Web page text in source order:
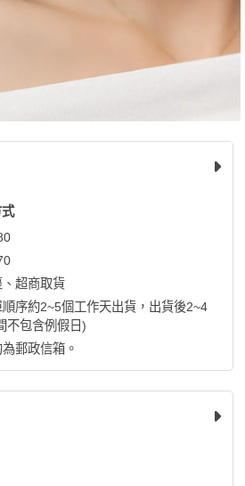
超商取貨
序約2~5個工作天出貨，出貨後2~4
不包含例假日)
郵政信箱。